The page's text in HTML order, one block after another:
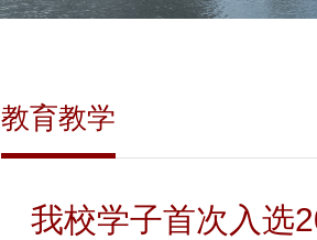
教育教学
我校学子首次入选